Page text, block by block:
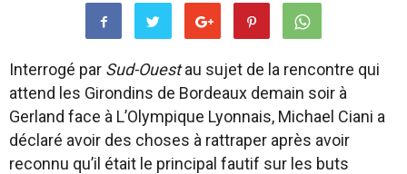
Interrogé par Sud-Ouestau sujet de la rencontre qui
attend les Girondins de Bordeaux demain soir à
Gerland face à L’Olympique Lyonnais, Michael Ciani a
déclaré avoir des choses à rattraper après avoir
reconnu qu’il était le principal fautif sur les buts